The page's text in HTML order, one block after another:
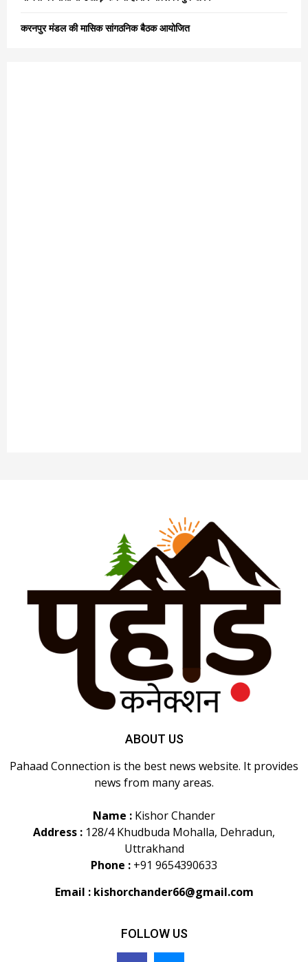
करनपुर मंडल की मासिक सांगठनिक बैठक आयोजित
ABOUT US
Pahaad Connection is the best news website. It provides
news from many areas.
Name : Kishor Chander
Address : 128/4 Khudbuda Mohalla, Dehradun,
Uttrakhand
Phone : +91 9654390633
Email : kishorchander66@gmail.com
FOLLOW US